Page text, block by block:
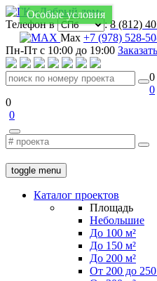
Телефон в :8 (812)
Max +7 (978) 528-
Пн-Пт с 10:00 до 19:00
0
0
0
0
toggle menu
Каталог проектов
Площадь
Небольшие
До 100 м²
До 150 м²
До 200 м²
От 200 до
Особые условия